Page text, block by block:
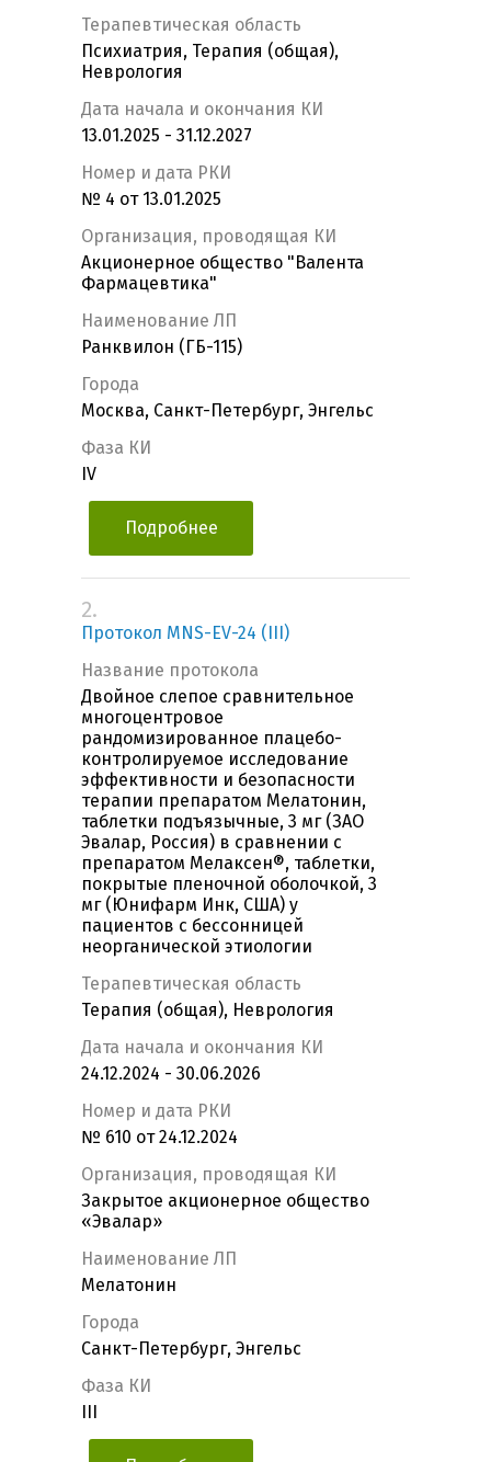
Терапевтическая область
Психиатрия, Терапия (общая),
Неврология
Дата начала и окончания КИ
13.01.2025 - 31.12.2027
Номер и дата РКИ
№ 4 от 13.01.2025
Организация, проводящая КИ
Акционерное общество "Валента
Фармацевтика"
Наименование ЛП
Ранквилон (ГБ-115)
Города
Москва, Санкт-Петербург, Энгельс
Фаза КИ
IV
Подробнее
2.
Протокол MNS-EV-24 (III)
Название протокола
Двойное слепое сравнительное
многоцентровое
рандомизированное плацебо-
контролируемое исследование
эффективности и безопасности
терапии препаратом Мелатонин,
таблетки подъязычные, 3 мг (ЗАО
Эвалар, Россия) в сравнении с
препаратом Мелаксен®, таблетки,
покрытые пленочной оболочкой, 3
мг (Юнифарм Инк, США) у
пациентов с бессонницей
неорганической этиологии
Терапевтическая область
Терапия (общая), Неврология
Дата начала и окончания КИ
24.12.2024 - 30.06.2026
Номер и дата РКИ
№ 610 от 24.12.2024
Организация, проводящая КИ
Закрытое акционерное общество
«Эвалар»
Наименование ЛП
Мелатонин
Города
Санкт-Петербург, Энгельс
Фаза КИ